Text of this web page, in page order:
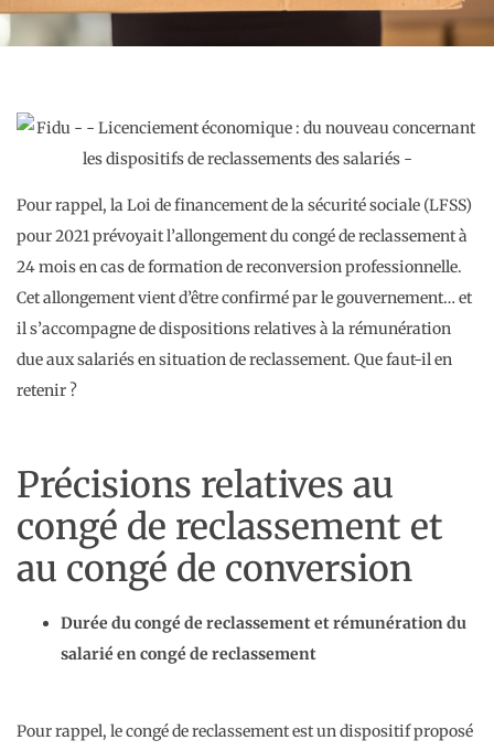
Pour rappel, la Loi de financement de la sécurité sociale (LFSS)
pour 2021 prévoyait l’allongement du congé de reclassement à
24 mois en cas de formation de reconversion professionnelle.
Cet allongement vient d’être confirmé par le gouvernement… et
il s’accompagne de dispositions relatives à la rémunération
due aux salariés en situation de reclassement. Que faut-il en
retenir ?
Précisions relatives au
congé de reclassement et
au congé de conversion
Durée du congé de reclassement et rémunération du
salarié en congé de reclassement
Pour rappel, le congé de reclassement est un dispositif proposé